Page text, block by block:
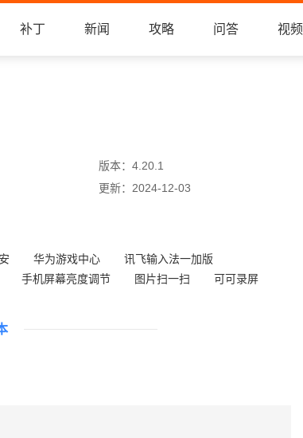
补丁 新闻 攻略 问答 视频
版本： 4.20.1
更新： 2024-12-03
华为游戏中心
讯飞输入法一加版
手机屏幕亮度调节 图片扫一扫 可可录屏